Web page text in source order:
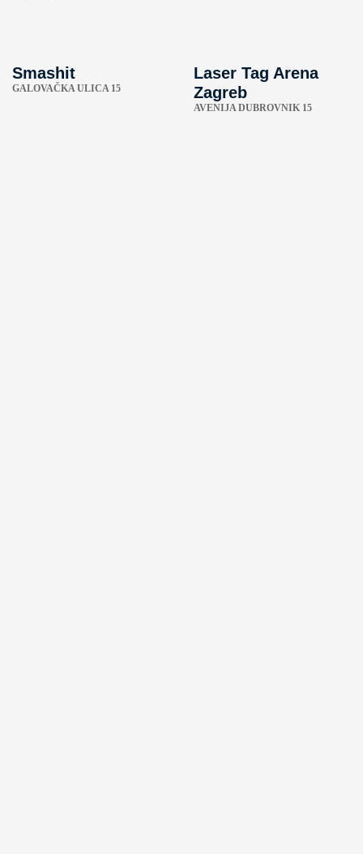
Smashit
GALOVAČKA ULICA 15
Laser Tag Arena
Zagreb
AVENIJA DUBROVNIK 15